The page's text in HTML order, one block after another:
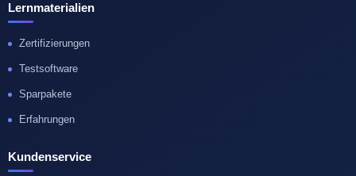
Lernmaterialien
Zertifizierungen
Testsoftware
Sparpakete
Erfahrungen
Kundenservice